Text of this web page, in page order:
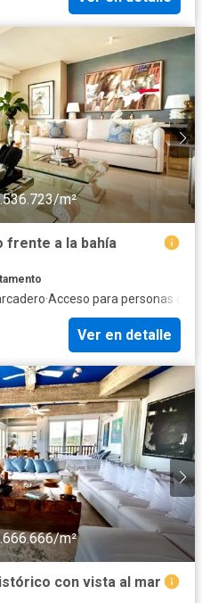
m²
frente a la bahía
·Acceso para personas con
Ver en detalle
m²
con vista al mar